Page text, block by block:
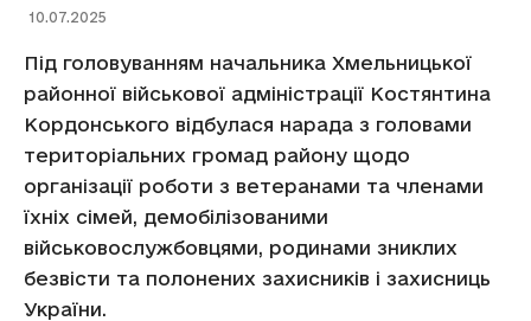
10.07.2025
Під головуванням начальника Хмельницької
районної військової адміністрації Костянтина
Кордонського відбулася нарада з головами
територіальних громад району щодо
організації роботи з ветеранами та членами
їхніх сімей, демобілізованими
військовослужбовцями, родинами зниклих
безвісти та полонених захисників і захисниць
України.